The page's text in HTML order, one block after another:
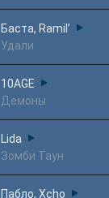
Баста, Ramil’
Удали
10AGE
Демоны
Lida
Зомби Таун
Пабло, Xcho